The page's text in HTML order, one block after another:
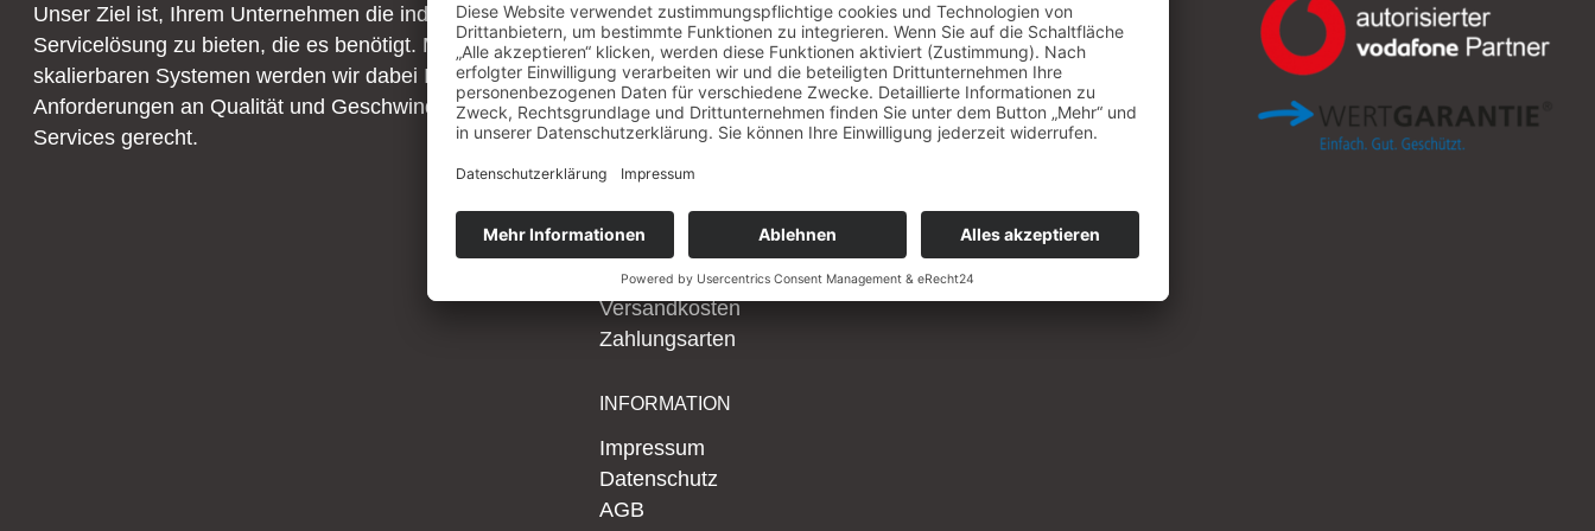
Unser Ziel ist, Ihrem Unternehmen die individuelle
Servicelösung zu bieten, die es benötigt. Mit modernen
skalierbaren Systemen werden wir dabei Ihren
Anforderungen an Qualität und Geschwindigkeit unserer
Services gerecht.
Firmenkunden
Serviceportal
Datenlöschung
Staging
Alle Serviceportale
Widerrufsrecht
Vertrag widerrufen
Versandkosten
Zahlungsarten
INFORMATION
Impressum
Datenschutz
AGB
Kollaustr. 64 – 66
22529 Hamburg
T 040 790 273 27 0
F 040 790 273 27 3
hallo@smartsupport.de